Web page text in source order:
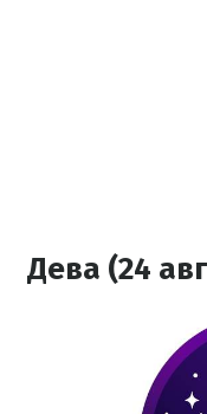
Дева (24